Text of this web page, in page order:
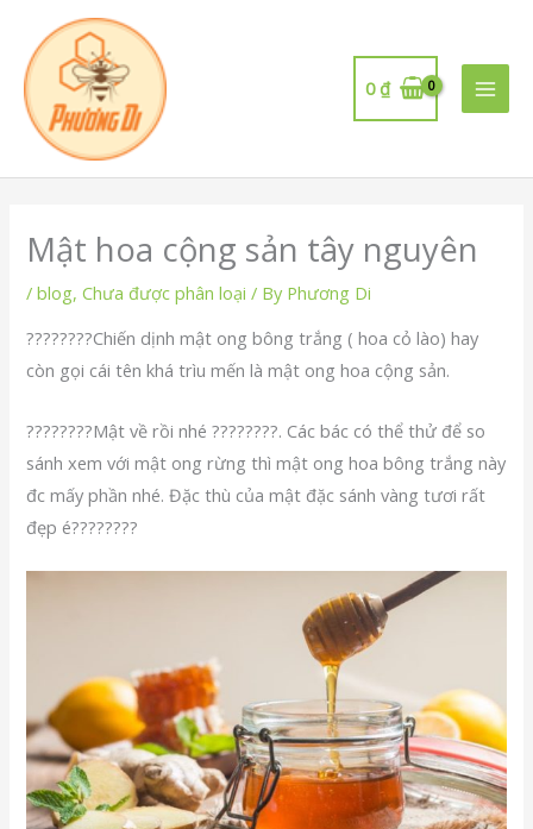
content
0₫
Mật hoa cộng sản tây nguyên
/blog,Chưa được phân loại / By Phương Di
????????Chiến dịnh mật ong bông trắng ( hoa cỏ lào) hay
còn gọi cái tên khá trìu mến là mật ong hoa cộng sản.
????????Mật về rồi nhé ????????. Các bác có thể thử để so
sánh xem với mật ong rừng thì mật ong hoa bông trắng này
đc mấy phần nhé. Đặc thù của mật đặc sánh vàng tươi rất
đẹp é????????